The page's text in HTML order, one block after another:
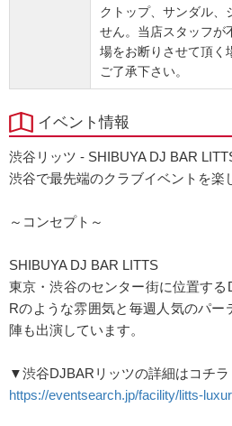
クトップ、サンダル、
せん。当店スタッフが
場をお断りさせて頂く
ご了承下さい。
イベント情報
渋谷リッツ - SHIBUYA DJ BAR
渋谷で最先端のクラブイベントを楽
～コンセプト～
SHIBUYA DJ BAR LITTS
東京・渋谷のセンター街に位置す
Rのような雰囲気と毎週人気のパー
陣も出演しています。
▼渋谷DJBARリッツの詳細はコチラ
https://eventsearch.jp/facility/litts-